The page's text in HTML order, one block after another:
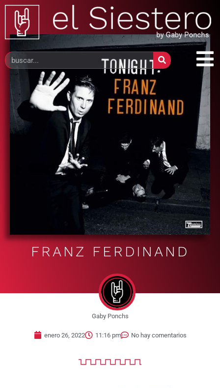
FRANZ FERDINAND
Gaby Ponchs
enero 26, 2022 11:16 pm No hay comentarios